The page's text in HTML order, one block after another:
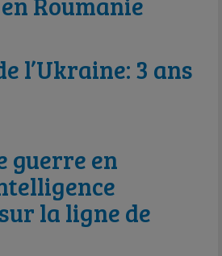
l’Ukraine: 3 ans
guerre en
la ligne de